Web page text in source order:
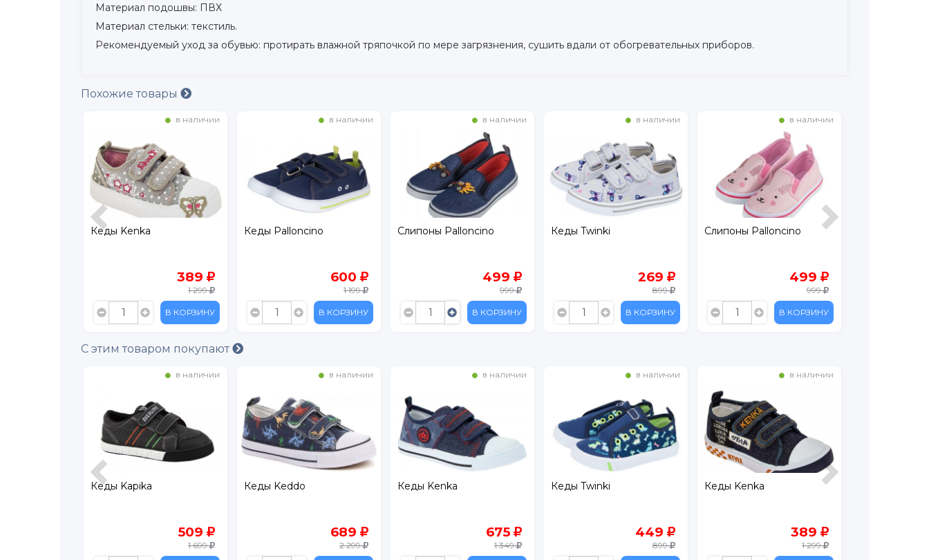
Материал подошвы: ПВХ
Материал стельки: текстиль.
Рекомендуемый уход за обувью: протирать влажной тряпочкой по мере загрязнения, сушить вдали от обогревательных приборов.
Похожие товары
в наличии
Кеды Palloncino
600
1 199
В КОРЗИНУ
в наличии
Слипоны Palloncino
499
999
В КОРЗИНУ
в наличии
Кеды Twinki
269
899
В КОРЗИНУ
в наличии
Слипоны Palloncino
499
999
В КОРЗИНУ
в наличии
Кеды Keddo Denim
719
2 399
В КОРЗИНУ
С этим товаром покупают
в наличии
Кеды Keddo
689
2 299
в наличии
Кеды Kenka
675
1 349
в наличии
Кеды Twinki
449
899
в наличии
Кеды Kenka
389
1 299
в наличии
Кеды Kenka
389
1 299